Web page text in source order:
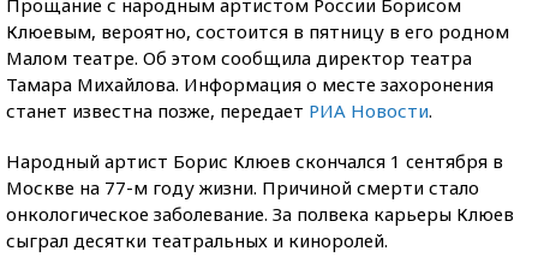
Прощание с народным артистом России Борисом
Клюевым, вероятно, состоится в пятницу в его родном
Малом театре. Об этом сообщила директор театра
Тамара Михайлова. Информация о месте захоронения
станет известна позже, передает РИА Новости.
Народный артист Борис Клюев скончался 1 cентября в
Москве на 77-м году жизни. Причиной смерти стало
онкологическое заболевание. За полвека карьеры Клюев
сыграл десятки театральных и киноролей.